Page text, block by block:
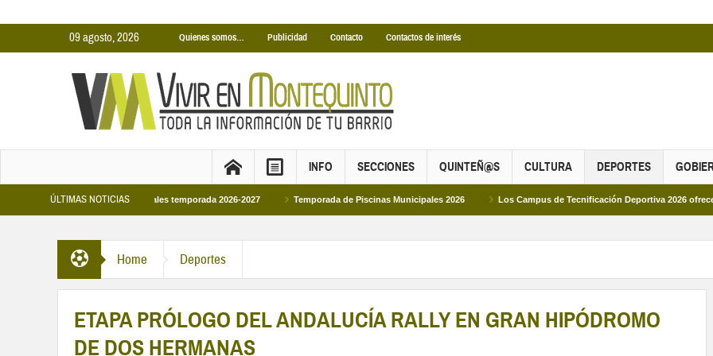
09 agosto, 2026 Quienes somos… Publicidad Contacto Contactos de interés
INFO SECCIONES QUINTEÑ@S CULTURA DEPORTES
ÚLTIMAS NOTICIAS
Cubiertas Municipales temporada 2026-2027 Temporada de Piscinas Municipales 2026 Los Campus de Tecnificación Deportiva 2026 ofrecen cuatro
Home Deportes
ETAPA PRÓLOGO DEL ANDALUCÍA RALLY EN GRAN HIPÓDROMO
DE DOS HERMANAS